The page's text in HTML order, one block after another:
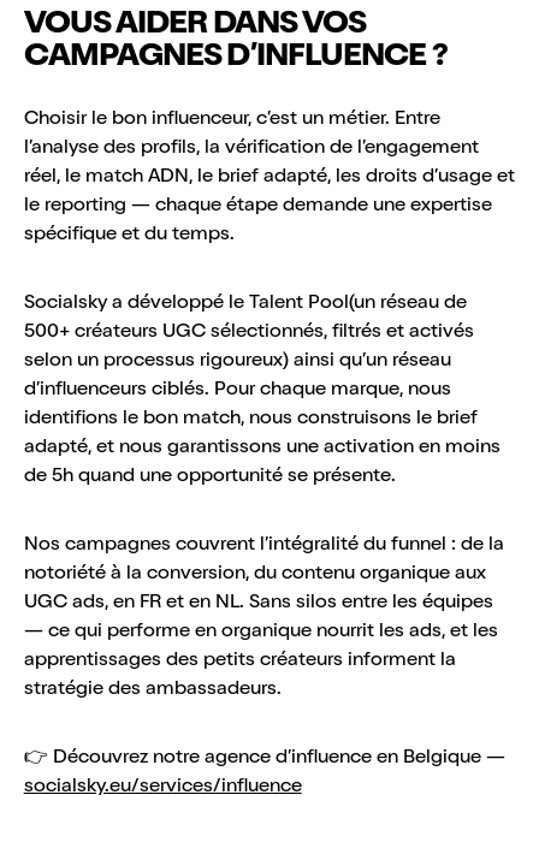
VOUS AIDER DANS VOS
CAMPAGNES D’INFLUENCE ?
Choisir le bon influenceur, c’est un métier. Entre
l’analyse des profils, la vérification de l’engagement
réel, le match ADN, le brief adapté, les droits d’usage et
le reporting — chaque étape demande une expertise
spécifique et du temps.
Socialsky a développé le Talent Pool(un réseau de
500+ créateurs UGC sélectionnés, filtrés et activés
selon un processus rigoureux) ainsi qu’un réseau
d’influenceurs ciblés. Pour chaque marque, nous
identifions le bon match, nous construisons le brief
adapté, et nous garantissons une activation en moins
de 5h quand une opportunité se présente.
Nos campagnes couvrent l’intégralité du funnel : de la
notoriété à la conversion, du contenu organique aux
UGC ads, en FR et en NL. Sans silos entre les équipes
— ce qui performe en organique nourrit les ads, et les
apprentissages des petits créateurs informent la
stratégie des ambassadeurs.
👉 Découvrez notre agence d’influence en Belgique —
socialsky.eu/services/influence